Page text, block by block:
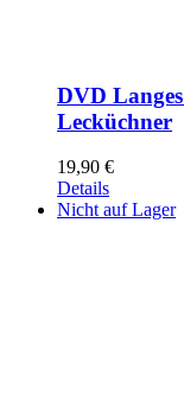
DVD
Lecküchner
19,90 €
Details
Nicht auf Lager